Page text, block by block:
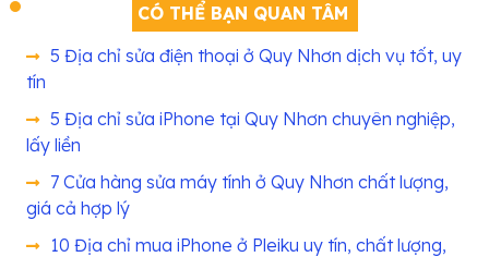
CÓ THỂ BẠN QUAN TÂM
5 Địa chỉ sửa điện thoại ở Quy Nhơn dịch vụ tốt, uy
tín
5 Địa chỉ sửa iPhone tại Quy Nhơn chuyên nghiệp,
lấy liền
7 Cửa hàng sửa máy tính ở Quy Nhơn chất lượng,
giá cả hợp lý
10 Địa chỉ mua iPhone ở Pleiku uy tín, chất lượng,